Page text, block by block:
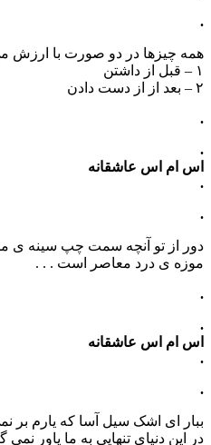
.
همه چیزها در دو صورت با ارزش
۱ – قبل از داشتن
۲ – بعد از از دست دادن
.
.
اس ام اس عاشقانه
.
.
دور از تو آنچه سمت چپ سینه ی
موزه ی درد معاصر است . . .
.
.
اس ام اس عاشقانه
.
.
ببار ای اشک سیل آسا که یارم بر
در این دنیای تنهایی به ما یاور نمی